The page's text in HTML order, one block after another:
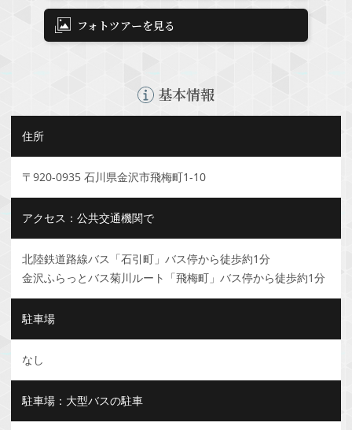
フォトツアーを見る
基本情報
住所
〒920-0935 石川県金沢市飛梅町1-10
アクセス：公共交通機関で
北陸鉄道路線バス「石引町」バス停から徒歩約1分
金沢ふらっとバス菊川ルート「飛梅町」バス停から徒歩約1分
駐車場
なし
駐車場：大型バスの駐車